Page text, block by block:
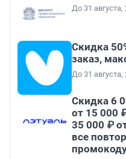
До 31 августа,
Скидка
заказ,
До 31 августа,
Скидка 6
от 15 000
35 000 ₽
все